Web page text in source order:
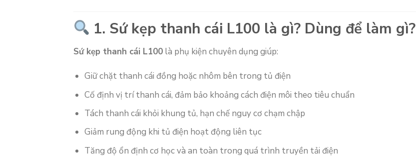
1. Sứ kẹp thanh cái L100 là gì? Dùng để làm gì?
Sứ kẹp thanh cái L100 là phụ kiện chuyên dụng giúp:
Giữ chặt thanh cái đồng hoặc nhôm bên trong tủ điện
Cố định vị trí thanh cái, đảm bảo khoảng cách điện môi theo tiêu chuẩn
Tách thanh cái khỏi khung tủ, hạn chế nguy cơ chạm chập
Giảm rung động khi tủ điện hoạt động liên tục
Tăng độ ổn định cơ học và an toàn trong quá trình truyền tải điện